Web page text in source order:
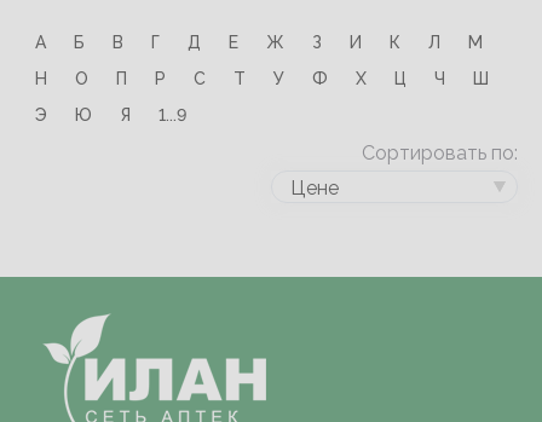
А Б В Г Д Е Ж З И К Л
М
Н
О П Р С Т У Ф Х Ц Ч
Ш
Э
Ю Я 1...9
Сортировать по:
Цене